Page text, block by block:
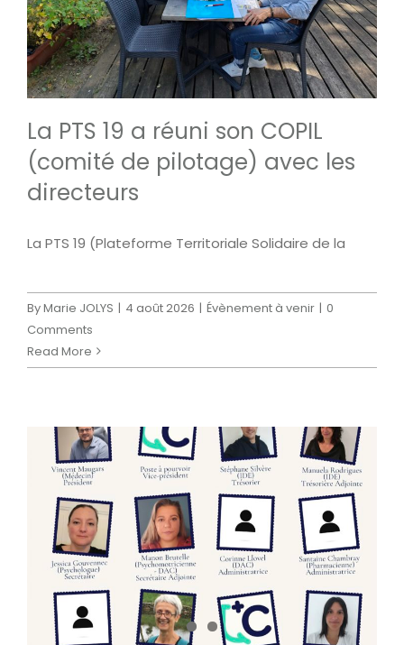
La PTS 19 a réuni son COPIL
(comité de pilotage) avec les
directeurs
La PTS 19 (Plateforme Territoriale Solidaire de la
ByMarie JOLYS | 4 août 2026 | Évènement à venir | 0
Comments
Read More